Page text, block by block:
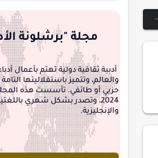
منشورتنا هايكو
interview
مجلة "برشلونة
أدبية ثقافية دولية تهتم بأعمال
والعالم، وتتميز باستقلاليتها
حزبي أو طائفي. تأسست هذه
2024، وتصدر بشكل شهري
والإنجليزية.